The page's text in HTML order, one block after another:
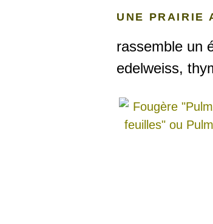
UNE PRAIRIE
rassemble un
edelweiss,